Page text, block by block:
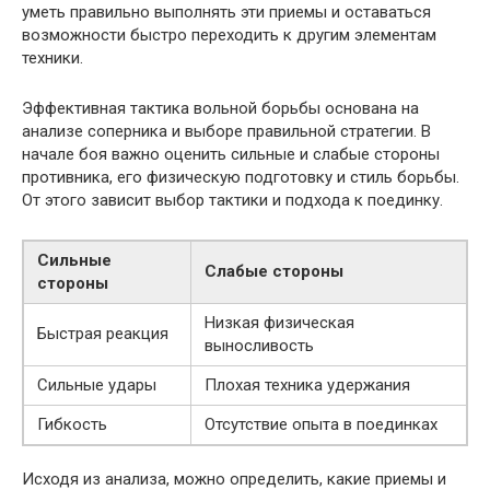
уметь правильно выполнять эти приемы и оставаться
возможности быстро переходить к другим элементам
техники.
Эффективная тактика вольной борьбы основана на
анализе соперника и выборе правильной стратегии. В
начале боя важно оценить сильные и слабые стороны
противника, его физическую подготовку и стиль борьбы.
От этого зависит выбор тактики и подхода к поединку.
Сильные
стороны
Слабые стороны
Быстрая реакция
Низкая физическая
выносливость
Сильные удары
Плохая техника удержания
Гибкость
Отсутствие опыта в поединках
Исходя из анализа, можно определить, какие приемы и